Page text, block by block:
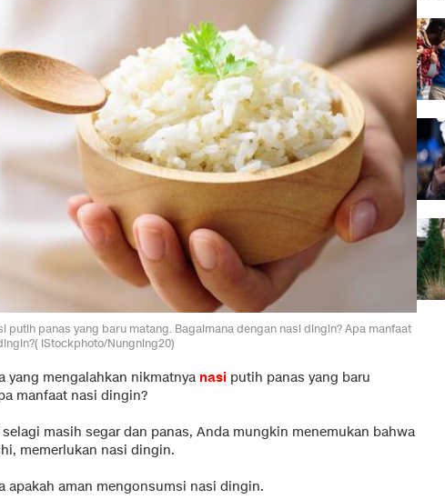
putih panas yang baru matang. Bagaimana dengan nasi dingin? Apa manfaat
iStockphoto/Nungning20)
yang mengalahkan nikmatnya nasi putih panas yang baru
manfaat nasi dingin?
masih segar dan panas, Anda mungkin menemukan bahwa
memerlukan nasi dingin.
apakah aman mengonsumsi nasi dingin.